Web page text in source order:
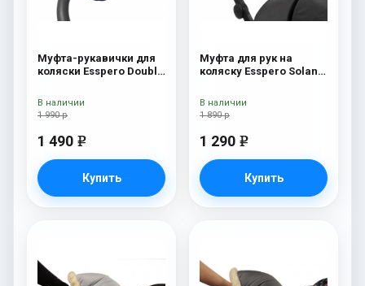
Муфта-рукавички для
коляски Esspero Double
Navy
1 990 р
1 490 e
Купить
В наличии
Муфта для рук на
коляску Esspero Solana
Brown
1 890 р
1 290 e
Купить
В наличии